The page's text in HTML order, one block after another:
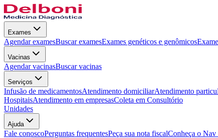
Exames
Agendar examesBuscar examesExames genéticos e genômicos
Vacinas
Agendar vacinasBuscar vacinas
Serviços
Infusão de medicamentosAtendimento domiciliarAtendimento
HospitaisAtendimento em empresasColeta em Consultório
Unidades
Ajuda
Fale conoscoPerguntas frequentesPeça sua nota fiscalConheça o Nav